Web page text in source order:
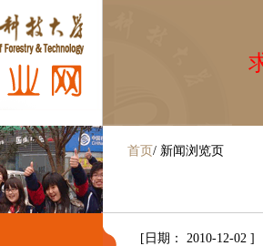
首页 / 新闻浏览页
[日期： 2010-12-02 ]